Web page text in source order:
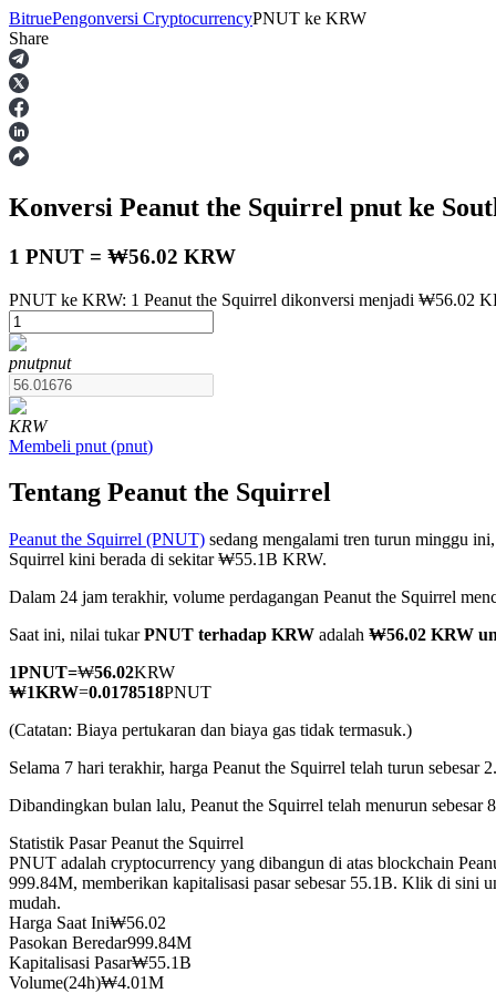
Berjangka
USDT Berjangka
Kontrak berjangka menggunakan USDT sebagai jaminannya
COIN-M Berjangka
Mata Uang Kripto Berjangka
USDC Berjangka
BitruePengonversi CryptocurrencyPNUT ke KRW
Share
Konversi Peanut the Squirrel pnut ke
1 PNUT = ₩56.02 KRW
PNUT ke KRW: 1 Peanut the Squirrel dikonversi menjadi ₩56.02
pnutpnut
KRW
Membeli pnut (pnut)
Tentang Peanut the Squirrel
Peanut the Squirrel (PNUT) sedang mengalami tren turun minggu
Squirrel kini berada di sekitar ₩55.1B KRW.
Dalam 24 jam terakhir, volume perdagangan Peanut the Squirrel
Saat ini, nilai tukarPNUT terhadap KRW adalah ₩56.02 KRW
1PNUT=₩56.02KRW
₩1KRW=0.0178518PNUT
(Catatan: Biaya pertukaran dan biaya gas tidak termasuk.)
Selama 7 hari terakhir, harga Peanut the Squirrel telah turun sebesar
Dibandingkan bulan lalu, Peanut the Squirrel telah menurun
Statistik Pasar Peanut the Squirrel
PNUT adalah cryptocurrency yang dibangun di atas blockchain
999.84M, memberikan kapitalisasi pasar sebesar 55.1B. Klik di sini
mudah.
Harga Saat Ini₩56.02
Pasokan Beredar999.84M
Kapitalisasi Pasar₩55.1B
Volume(24h)₩4.01M